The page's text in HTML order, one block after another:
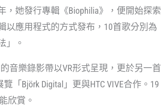
，她發行專輯《Biophilia》，便開始探索
以應用程式的方式發布，10首歌分別為
」。
音樂錄影帶以VR形式呈現，更於另一首
「Björk Digital」更與HTC VIVE合作。19
欣賞。